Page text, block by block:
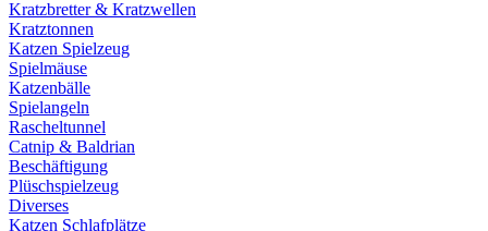
Kratzbretter & Kratzwellen
Kratztonnen
Katzen Spielzeug
Spielmäuse
Katzenbälle
Spielangeln
Rascheltunnel
Catnip & Baldrian
Beschäftigung
Plüschspielzeug
Diverses
Katzen Schlafplätze